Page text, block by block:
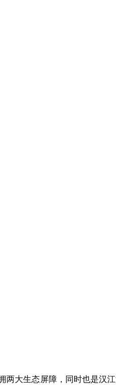
大生态屏障，同时也是汉